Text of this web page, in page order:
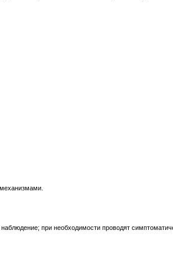
при необходимости проводят